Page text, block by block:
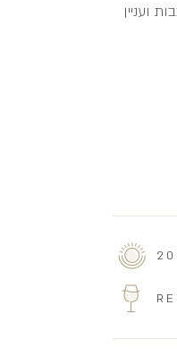
ועניין